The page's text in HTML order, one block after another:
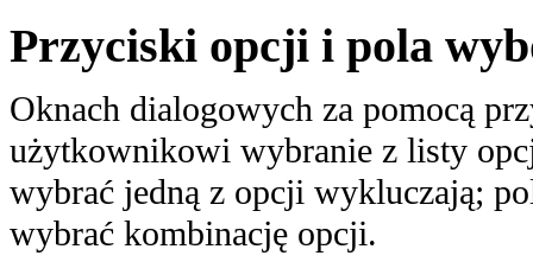
Przyciski opcji i pola
Oknach dialogowych za pomocą
użytkownikowi wybranie z listy
wybrać jedną z opcji wykluczają;
wybrać kombinację opcji.